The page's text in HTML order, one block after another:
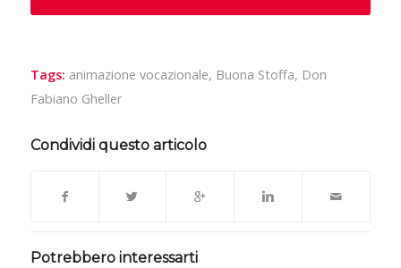
Tags: animazione vocazionale, Buona Stoffa, Don
Fabiano Gheller
Condividi questo articolo
Potrebbero interessarti